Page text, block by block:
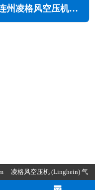
连州凌格风空压机维修保养售后服务电话
凌格风空压机 (Linghein) 气
粤ICP备2021072975号